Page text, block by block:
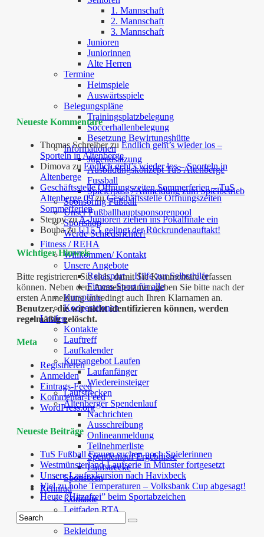
1. Mannschaft
2. Mannschaft
3. Mannschaft
Junioren
Juniorinnen
Alte Herren
Termine
Heimspiele
Auswärtsspiele
Belegungspläne
Trainingsplatzbelegung
Soccerhallenbelegung
Besetzung Bewirtungshütte
Informationen
Jugendsatzung
Ausbildungskonzept TuS Altenberge
Fussball
Spielerpass / Anmeldung zum Spielbetrieb
Sponsoring Fußball
Unser Fußballhauptsponsorenpool
Sportshop
Werde Schiedsrichter!
Fitness / REHA
Willkommen/ Kontakt
Unsere Angebote
Rehasport – Hilfe zur Selbsthilfe
Fitness-Sport für alle
Kurspläne
Kooperationen
Laufen
Kontakte
Lauftreff
Laufkalender
Kursangebot Laufen
Laufanfänger
Wiedereinsteiger
Laufstrecken
Altenberger Spendenlauf
Nachrichten
Ausschreibung
Onlineanmeldung
Teilnehmerliste
Spendenlauf Ergebnisse
Laufstrecke
Sponsoren
Rennrad
Kontakte
Leitfaden RTA
Bekleidung
Neueste Kommentare
Thomas SchreiberzuEndlich geht’s wieder los –
Sporteln in Altenberge
Dimova zu Endlich geht’s wieder los – Sporteln in
Altenberge
Geschäftsstelle Öffnungszeiten Sommerferien – TuS
Altenberge 09zuGeschäftsstelle Öffnungszeiten
Sommerferien
SteppyzuA-Junioren ziehen ins Pokalfinale ein
BoubazuU15.1 gelingt der Rückrundenauftakt!
Wichtiger Hinweis
Bitte registrieren Sie sich, damit Sie Kommentare erfassen
können. Neben dem Anmeldenamen geben Sie bitte nach der
ersten Anmeldung unbedingt auch Ihren Klarnamen an.
Benutzer, die wir nicht identifizieren können, werden
regelmäßig gelöscht.
Meta
Registrieren
Anmelden
Eintrags-Feed
Kommentar-Feed
WordPress.org
Neueste Beiträge
TuS Fußball Frauen suchen noch Spielerinnen
Westmünsterland-Laufserie in Münster fortgesetzt
Unsere Laufexkursion nach Havixbeck
Viel zu hohe Temperaturen – Volksbank Cup abgesagt!
Heute “Hitzefrei” beim Sportabzeichen